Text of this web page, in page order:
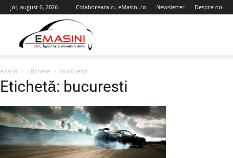
joi, august 6, 2026 Colaboreaza cu eMasini.ro Newsletter Despre noi
Acasă Etichete Bucuresti
Etichetă: bucuresti